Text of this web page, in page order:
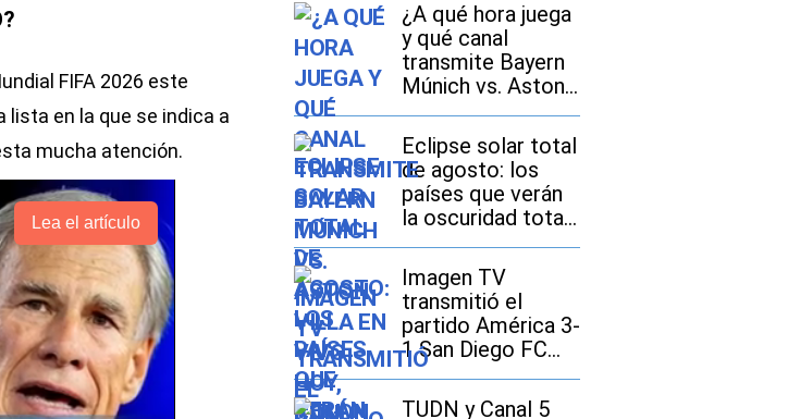
FIFA 2026 este
lista en la que se indica a
mucha atención.
Lea el artículo
¿A qué hora juega
y qué canal
transmite Bayern
Múnich vs. Aston
Villa EN VIVO hoy,
con Luis Díaz, por
amistoso 2026 en
México, Estados
Unidos y España?
Eclipse solar total
de agosto: los
países que verán
la oscuridad total
y dónde se
disfrutará mejor
Imagen TV
transmitió el
partido América 3-
1 San Diego FC
por la Leagues
Cup 2026
TUDN y Canal 5